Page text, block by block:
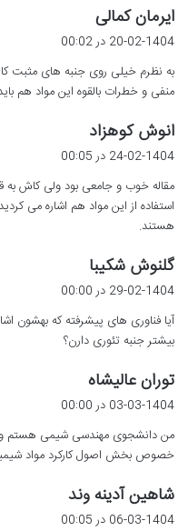
ایرمان کمالی
ف
:
20-02-1404 در 00:02
به نظرم خیلی روی جنبه های مثبت
منفی و خطرات بالقوه این مواد هم
انوش کوهزاد
ف
:
24-02-1404 در 00:05
مقاله خوب و جامعی بود ولی کاش به
استفاده از این مواد هم اشاره می
هستند.
گلنوش شکیبا
ف
:
29-02-1404 در 00:00
آیا فناوری های پیشرفته که بهشون
بیشتر جنبه تئوری دارن؟
توران عالیشاه
ف
:
03-03-1404 در 00:00
من دانشجوی مهندسی شیمی هستم و
خصوص بخش اصول کارکرد مواد
شاهین آدینه وند
ف
06-03-1404 در 00:05